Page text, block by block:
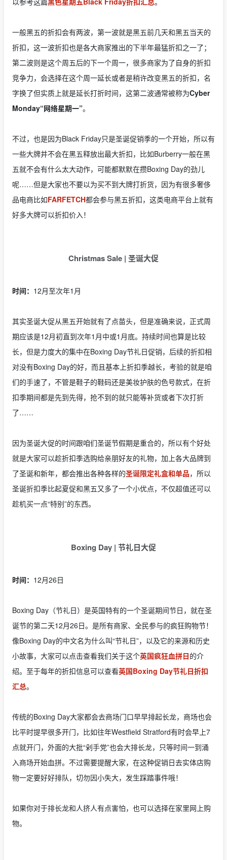
一般黑五的折扣会有两波，第一波就是黑五前几天和黑五当天的
折扣，这一波折扣也是各大商家推出的下半年最猛折扣之一了；
第二波则是这个周五后的下一个周一，很多商家为了自身的折扣
竞争力，会选择在这个周一延长或者是稍许改变黑五的折扣，名
字换了但实质上就是延长打折时间，这第二波通常被称为Cyber
Monday“网络星期一”。
不过，也是因为Black Friday只是圣诞促销季的一个开始，所以有
一些大牌并不会在黑五释放出最大折扣，比如Burberry一般在黑
五就不会有什么太大动作，可能都默默在攒Boxing Day的劲儿
呢……但是大家也不要以为买不到大牌打折货，因为有很多奢侈
品电商比如FARFETCH都会参与黑五折扣，这类电商平台上就有
好多大牌可以折扣价入！
Christmas Sale | 圣诞大促
时间： 12月至次年1月
其实圣诞大促从黑五开始就有了点苗头，但是准确来说，正式周
期应该是12月初直到次年1月中或1月底。持续时间也算是比较
长，但是力度大的集中在Boxing Day节礼日促销，后续的折扣相
对没有Boxing Day的好，而且基本上折扣季越长，考验的就是咱
们的手速了，不管是鞋子的鞋码还是美妆护肤的色号款式，在折
扣季期间都是先到先得，抢不到的就只能等补货或者下次打折
了……
因为圣诞大促的时间跟咱们圣诞节假期是重合的，所以有个好处
就是大家可以趁折扣季选购给亲朋好友的礼物，加上各大品牌到
了圣诞和新年，都会推出各种各样的圣诞限定礼盒和单品，所以
圣诞折扣季比起夏促和黑五又多了一个小优点，不仅超值还可以
趁机买一点“特别”的东西。
Boxing Day | 节礼日大促
时间： 12月26日
Boxing Day（节礼日）是英国特有的一个圣诞期间节日，就在圣
诞节的第二天12月26日。是所有商家、全民参与的疯狂购物节！
像Boxing Day的中文名为什么叫“节礼日”，以及它的来源和历史
小故事，大家可以点击查看我们关于这个英国疯狂血拼日的介
绍。至于每年的折扣信息可以查看英国Boxing Day节礼日折扣
汇总。
传统的Boxing Day大家都会去商场门口早早排起长龙，商场也会
比平时提早很多开门，比如往年Westfield Stratford有时会早上7
点就开门，外面的大批“剁手党”也会大排长龙，只等时间一到涌
入商场开始血拼。不过需要提醒大家，在这种促销日去实体店购
物一定要好好排队，切勿因小失大，发生踩踏事件哦！
如果你对于排长龙和人挤人有点害怕，也可以选择在家里网上购
物。